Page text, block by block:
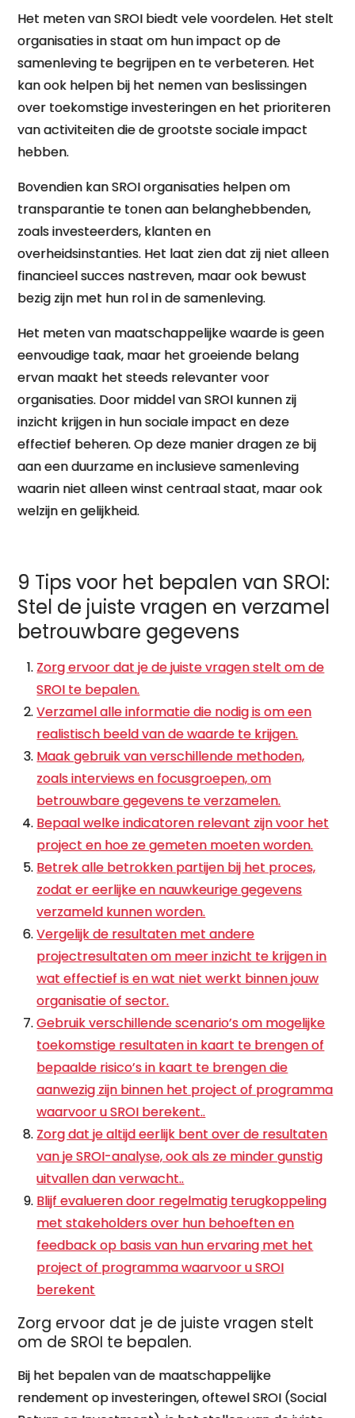
Het meten van SROI biedt vele voordelen. Het stelt
organisaties in staat om hun impact op de
samenleving te begrijpen en te verbeteren. Het
kan ook helpen bij het nemen van beslissingen
over toekomstige investeringen en het prioriteren
van activiteiten die de grootste sociale impact
hebben.
Bovendien kan SROI organisaties helpen om
transparantie te tonen aan belanghebbenden,
zoals investeerders, klanten en
overheidsinstanties. Het laat zien dat zij niet alleen
financieel succes nastreven, maar ook bewust
bezig zijn met hun rol in de samenleving.
Het meten van maatschappelijke waarde is geen
eenvoudige taak, maar het groeiende belang
ervan maakt het steeds relevanter voor
organisaties. Door middel van SROI kunnen zij
inzicht krijgen in hun sociale impact en deze
effectief beheren. Op deze manier dragen ze bij
aan een duurzame en inclusieve samenleving
waarin niet alleen winst centraal staat, maar ook
welzijn en gelijkheid.
9 Tips voor het bepalen van SROI:
Stel de juiste vragen en verzamel
betrouwbare gegevens
Zorg ervoor dat je de juiste vragen stelt om de
SROI te bepalen.
Verzamel alle informatie die nodig is om een
realistisch beeld van de waarde te krijgen.
Maak gebruik van verschillende methoden,
zoals interviews en focusgroepen, om
betrouwbare gegevens te verzamelen.
Bepaal welke indicatoren relevant zijn voor het
project en hoe ze gemeten moeten worden.
Betrek alle betrokken partijen bij het proces,
zodat er eerlijke en nauwkeurige gegevens
verzameld kunnen worden.
Vergelijk de resultaten met andere
projectresultaten om meer inzicht te krijgen in
wat effectief is en wat niet werkt binnen jouw
organisatie of sector.
Gebruik verschillende scenario’s om mogelijke
toekomstige resultaten in kaart te brengen of
bepaalde risico’s in kaart te brengen die
aanwezig zijn binnen het project of programma
waarvoor u SROI berekent..
Zorg dat je altijd eerlijk bent over de resultaten
van je SROI-analyse, ook als ze minder gunstig
uitvallen dan verwacht..
Blijf evalueren door regelmatig terugkoppeling
met stakeholders over hun behoeften en
feedback op basis van hun ervaring met het
project of programma waarvoor u SROI
berekent
Zorg ervoor dat je de juiste vragen stelt
om de SROI te bepalen.
Bij het bepalen van de maatschappelijke
rendement op investeringen, oftewel SROI (Social